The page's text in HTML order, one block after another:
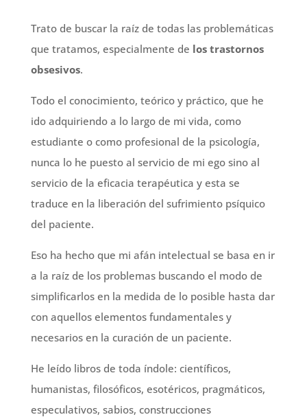
Trato de buscar la raíz de todas las problemáticas
que tratamos, especialmente de los trastornos
obsesivos.
Todo el conocimiento, teórico y práctico, que he
ido adquiriendo a lo largo de mi vida, como
estudiante o como profesional de la psicología,
nunca lo he puesto al servicio de mi ego sino al
servicio de la eficacia terapéutica y esta se
traduce en la liberación del sufrimiento psíquico
del paciente.
Eso ha hecho que mi afán intelectual se basa en ir
a la raíz de los problemas buscando el modo de
simplificarlos en la medida de lo posible hasta dar
con aquellos elementos fundamentales y
necesarios en la curación de un paciente.
He leído libros de toda índole: científicos,
humanistas, filosóficos, esotéricos, pragmáticos,
especulativos, sabios, construcciones